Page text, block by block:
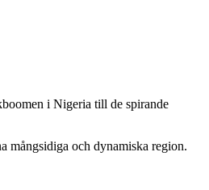
i Nigeria till de spirande
mångsidiga och dynamiska region.